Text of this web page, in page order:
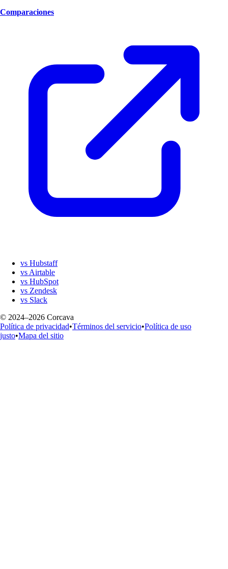
Comparaciones
vs Hubstaff
vs Airtable
vs HubSpot
vs Zendesk
vs Slack
© 2024–2026 Corcava
Política de privacidad•Términos del servicio•Política de uso
justo•Mapa del sitio